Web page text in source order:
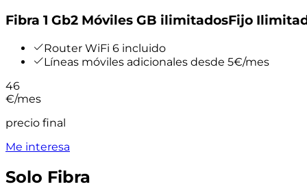
Fibra 1 Gb2 Móviles GB ilimitadosFijo
Router WiFi 6 incluido
Líneas móviles adicionales desde 5€/mes
46
€/mes
precio final
Me interesa
Solo Fibra